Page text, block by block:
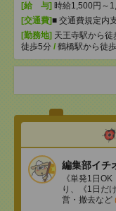
[給 与] 時給1,500円～
[交通費]■ 交通費規定内
[勤務地] 天王寺駅から徒
徒歩5分 / 鶴橋駅から徒
編集部イチ
《単発1日
り、《1日だ
営・撤去など